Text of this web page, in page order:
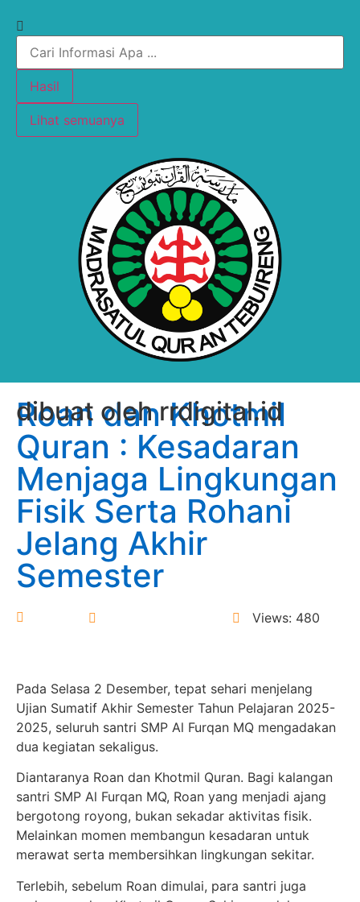
Hasil
Lihat semuanya
Roan dan Khotmil
Quran : Kesadaran
Menjaga Lingkungan
Fisik Serta Rohani
Jelang Akhir
Semester
Views: 480
Pada Selasa 2 Desember, tepat sehari menjelang
Ujian Sumatif Akhir Semester Tahun Pelajaran 2025-
2025, seluruh santri SMP Al Furqan MQ mengadakan
dua kegiatan sekaligus.
Diantaranya Roan dan Khotmil Quran. Bagi kalangan
santri SMP Al Furqan MQ, Roan yang menjadi ajang
bergotong royong, bukan sekadar aktivitas fisik.
Melainkan momen membangun kesadaran untuk
merawat serta membersihkan lingkungan sekitar.
Terlebih, sebelum Roan dimulai, para santri juga
dibuat oleh rrdigital.id